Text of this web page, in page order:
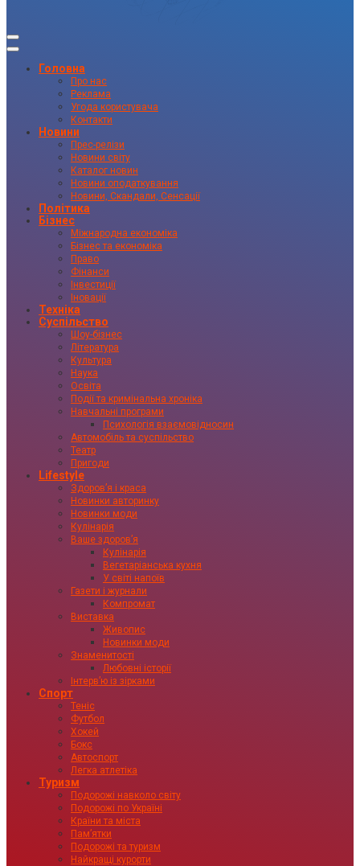
Головна
Про нас
Реклама
Угода користувача
Контакти
Новини
Прес-релізи
Новини світу
Каталог новин
Новини оподаткування
Новини, Скандали, Сенсації
Політика
Бізнес
Міжнародна економіка
Бізнес та економіка
Право
Фінанси
Інвестиції
Іновації
Техніка
Суспільство
Шоу-бізнес
Література
Культура
Наука
Освіта
Події та кримінальна хроніка
Навчальні програми
Психологія взаємовідносин
Автомобіль та суспільство
Театр
Пригоди
Lifestyle
Здоровʼя і краса
Новинки авторинку
Новинки моди
Кулінарія
Ваше здоровʼя
Кулінарія
Вегетаріанська кухня
У світі напоїв
Газети і журнали
Компромат
Виставка
Живопис
Новинки моди
Знаменитості
Любовні історії
Інтервʼю із зірками
Спорт
Теніс
Футбол
Хокей
Бокс
Автоспорт
Легка атлетіка
Туризм
Подорожі навколо світу
Подорожі по Україні
Країни та міста
Пам’ятки
Подорожі та туризм
Найкращі курорти